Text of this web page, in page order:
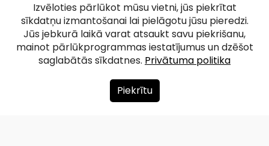
Par mums
Izvēloties pārlūkot mūsu vietni, jūs piekrītat
sīkdatņu izmantošanai lai pielāgotu jūsu pieredzi.
Jūs jebkurā laikā varat atsaukt savu piekrišanu,
mainot pārlūkprogrammas iestatījumus un dzēšot
saglabātās sīkdatnes. Privātuma politika
Piekrītu